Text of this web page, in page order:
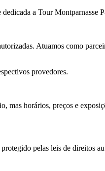
a Tour Montparnasse
Atuamos como
provedores.
mas horários, preços e
pelas leis de direitos